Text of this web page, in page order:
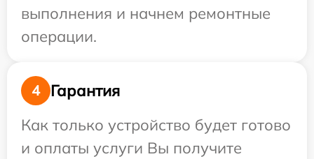
выполнения и начнем ремонтные
операции.
4
Гарантия
Как только устройство будет готово
и оплаты услуги Вы получите